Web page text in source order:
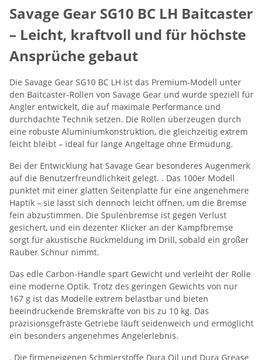
Savage Gear SG10 BC LH Baitcaster
– Leicht, kraftvoll und für höchste
Ansprüche gebaut
Die Savage Gear SG10 BC LH ist das Premium-Modell unter
den Baitcaster-Rollen von Savage Gear und wurde speziell für
Angler entwickelt, die auf maximale Performance und
durchdachte Technik setzen. Die Rollen überzeugen durch
eine robuste Aluminiumkonstruktion, die gleichzeitig extrem
leicht bleibt – ideal für lange Angeltage ohne Ermüdung.
Bei der Entwicklung hat Savage Gear besonderes Augenmerk
auf die Benutzerfreundlichkeit gelegt. . Das 100er Modell
punktet mit einer glatten Seitenplatte für eine angenehmere
Haptik – sie lässt sich dennoch leicht öffnen, um die Bremse
fein abzustimmen. Die Spulenbremse ist gegen Verlust
gesichert, und ein dezenter Klicker an der Kampfbremse
sorgt für akustische Rückmeldung im Drill, sobald ein großer
Räuber Schnur nimmt.
Das edle Carbon-Handle spart Gewicht und verleiht der Rolle
eine moderne Optik. Trotz des geringen Gewichts von nur
167 g ist das Modelle extrem belastbar und bieten
beeindruckende Bremskräfte von bis zu 10 kg. Das
präzisionsgefräste Getriebe läuft seidenweich und ermöglicht
ein besonders angenehmes Angelerlebnis.
. Die firmeneigenen Schmierstoffe Dura Oil und Dura Grease